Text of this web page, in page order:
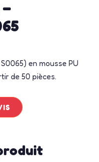
en mousse PU
de 50 pièces.